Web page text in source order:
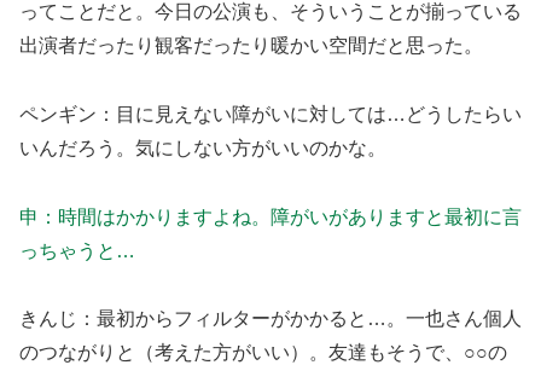
ってことだと。今日の公演も、そういうことが揃っている
出演者だったり観客だったり暖かい空間だと思った。
ペンギン：目に見えない障がいに対しては…どうしたらい
いんだろう。気にしない方がいいのかな。
申：時間はかかりますよね。障がいがありますと最初に言
っちゃうと…
きんじ：最初からフィルターがかかると…。一也さん個人
のつながりと（考えた方がいい）。友達もそうで、○○の